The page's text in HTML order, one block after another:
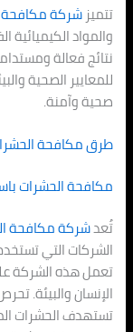
تتميز شركة
والمواد
نتائج فعالة
للمعايير الصحية
صحية وآمنة.
طرق مكافحة
مكافحة الحشرات
تُعدشركة مكافحة
الشركات التي
تعمل هذه الشركة
الإنسان والبيئة.
تستهدف الحشرات